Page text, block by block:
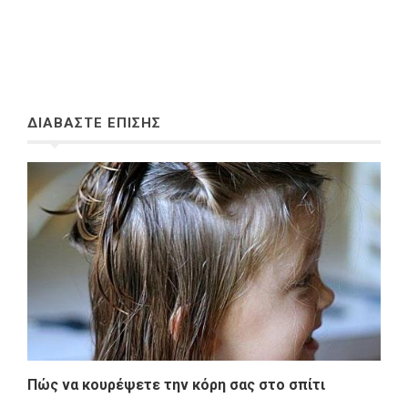
ΔΙΑΒΑΣΤΕ ΕΠΙΣΗΣ
Πώς να κουρέψετε την κόρη σας στο σπίτι